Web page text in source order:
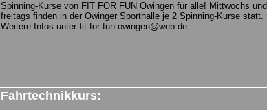
Spinning-Kurse von FIT FOR FUN Owingen für alle! Mittwochs und
freitags finden in der Owinger Sporthalle je 2 Spinning-Kurse statt.
Weitere Infos unter fit-for-fun-owingen@web.de
Fahrtechnikkurs: